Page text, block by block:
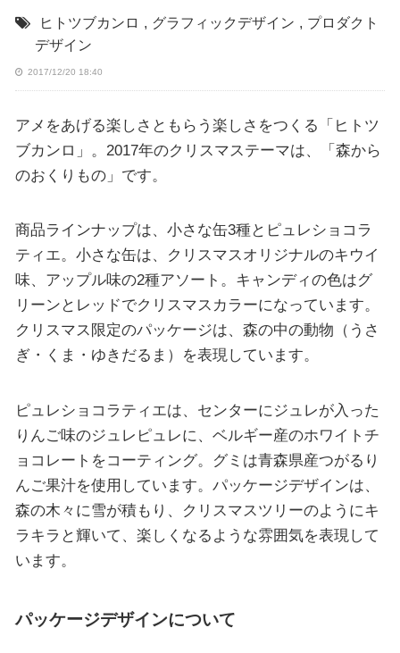
ヒトツブカンロ , グラフィックデザイン , プロダクト
デザイン
2017/12/20 18:40
アメをあげる楽しさともらう楽しさをつくる「ヒトツ
ブカンロ」。2017年のクリスマステーマは、「森から
のおくりもの」です。
商品ラインナップは、小さな缶3種とピュレショコラ
ティエ。小さな缶は、クリスマスオリジナルのキウイ
味、アップル味の2種アソート。キャンディの色はグ
リーンとレッドでクリスマスカラーになっています。
クリスマス限定のパッケージは、森の中の動物（うさ
ぎ・くま・ゆきだるま）を表現しています。
ピュレショコラティエは、センターにジュレが入った
りんご味のジュレピュレに、ベルギー産のホワイトチ
ョコレートをコーティング。グミは青森県産つがるり
んご果汁を使用しています。パッケージデザインは、
森の木々に雪が積もり、クリスマスツリーのようにキ
ラキラと輝いて、楽しくなるような雰囲気を表現して
います。
パッケージデザインについて